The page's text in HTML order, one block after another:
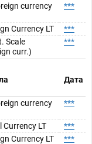
currency ***
Currency LT
***
Scale
curr.)
***
Дата
currency ***
Currency LT
***
Currency LT
***